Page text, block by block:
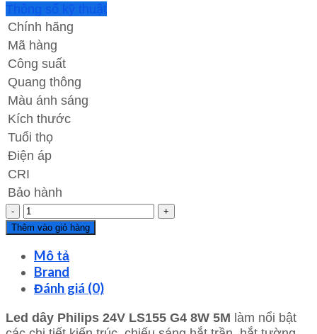
Thông số kỹ thuật
Chính hãng
Mã hàng
Công suất
Quang thông
Màu ánh sáng
Kích thước
Tuổi thọ
Điện áp
CRI
Bảo hành
LED
dây
24V
LS155
G4
5M
Thêm vào giỏ hàng
Mô tả
Brand
Đánh giá (0)
Led dây Philips 24V LS155 G4 8W 5M làm nổi bật